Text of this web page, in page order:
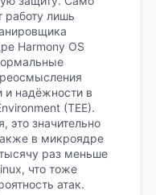
работу лишь
Harmony OS
и надёжности в
(TEE).
это значительно
в микроядре
раз меньше
что тоже
атак.